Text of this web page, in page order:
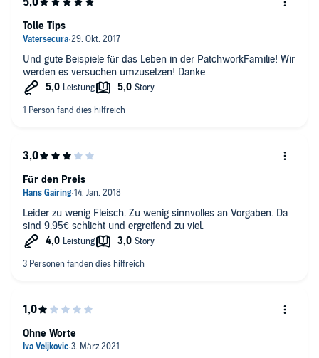
Und gute Beispiele für das Leben in der PatchworkFamilie! Wir
werden es versuchen umzusetzen! Danke
Tolle Tips
Leider zu wenig Fleisch. Zu wenig sinnvolles an Vorgaben. Da
sind 9.95€ schlicht und ergreifend zu viel.
Für den Preis
Ohne Worte